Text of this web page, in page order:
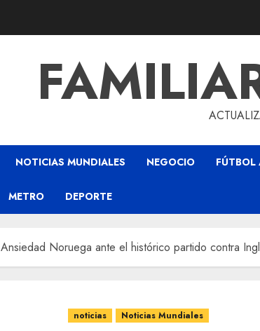
NOTICIAS MUNDIALES NEGOCIO FÚTBOL
METRO DEPORTE
Ansiedad Noruega ante el histórico partido contra
noticias Noticias Mundiales